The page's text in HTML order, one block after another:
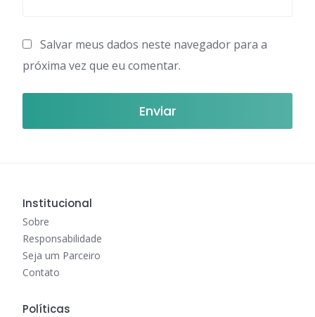
Salvar meus dados neste navegador para a
próxima vez que eu comentar.
Institucional
Sobre
Responsabilidade
Seja um Parceiro
Contato
Políticas